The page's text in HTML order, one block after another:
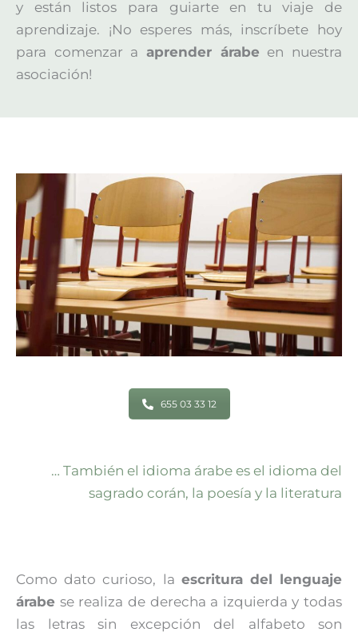
y están listos para guiarte en tu viaje de
aprendizaje. ¡No esperes más, inscríbete hoy
para comenzar a aprender árabe en nuestra
asociación!
655 03 33 12
… También el idioma árabe es el idioma del
sagrado corán, la poesía y la literatura
Como dato curioso, la escritura del lenguaje
árabe se realiza de derecha a izquierda y todas
las letras sin excepción del alfabeto son